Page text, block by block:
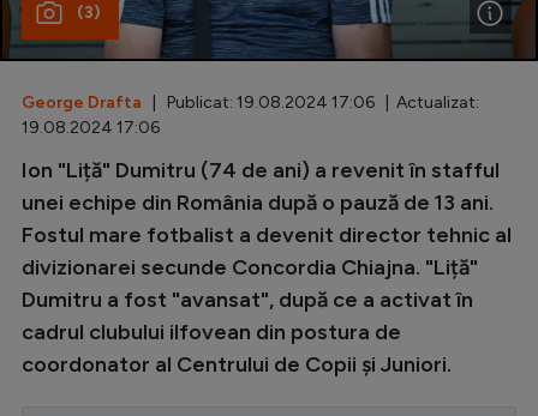
Diverse
Inedit
Clasamente
Champions League
Europa League
Conference League
CM 2026
(3)
George Drafta | Publicat: 19.08.2024 17:06 | Actualizat:
19.08.2024 17:06
Ion "Liță" Dumitru (74 de ani) a revenit în stafful
unei echipe din România după o pauză de 13 ani.
Fostul mare fotbalist a devenit director tehnic al
divizionarei secunde Concordia Chiajna. "Liță"
Dumitru a fost "avansat", după ce a activat în
cadrul clubului ilfovean din postura de
coordonator al Centrului de Copii și Juniori.